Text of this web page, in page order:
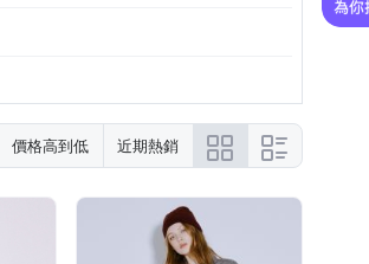
價格高到低 近期熱銷